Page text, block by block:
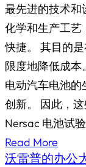
最先进的技术和
化学和生产工艺
快捷。 其目的
限度地降低成本
电动汽车电池的
创新。 因此，
Nersac 电池试
Read More
沃雷普的办公